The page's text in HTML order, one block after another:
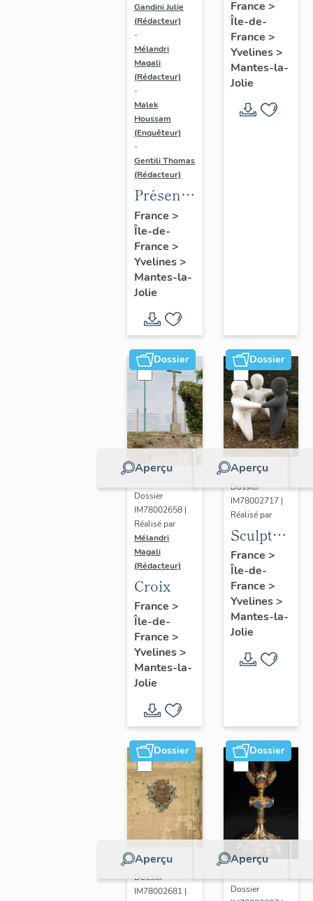
Gandini Julie
(Rédacteur)
-
Mélandri
Magali
(Rédacteur)
-
Malek
Houssam
(Enquêteur)
-
Gentili Thomas
(Rédacteur)
Présentation
de
l'étude
France >
Île-de-
France >
Yvelines>
Mantes-la-
Jolie
de
Mantes-
la-Jolie
France >
Île-de-
France >
Yvelines>
Mantes-la-
Jolie
Dossier
Aperçu
Dossier
IM78002658 |
Réalisé par
Mélandri
Magali
(Rédacteur)
Croix
France >
Île-de-
France >
Yvelines>
Mantes-la-
Jolie
Dossier
Aperçu
Dossier
IM78002717 |
Réalisé par
Sculpture
: la
Ronde
France >
Île-de-
France >
Yvelines>
Mantes-la-
Jolie
Dossier
Aperçu
Dossier
IM78002681 |
Dossier
Aperçu
Dossier